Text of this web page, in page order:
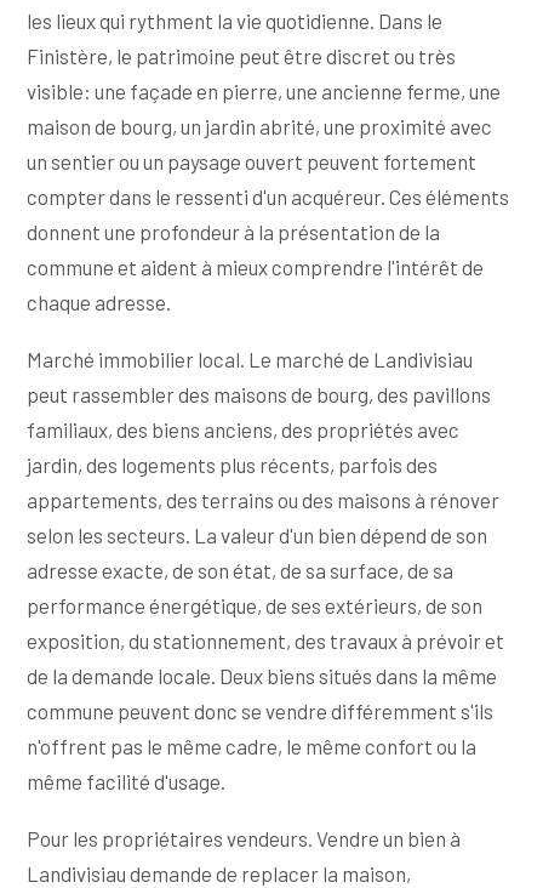
les lieux qui rythment la vie quotidienne. Dans le
Finistère, le patrimoine peut être discret ou très
visible: une façade en pierre, une ancienne ferme, une
maison de bourg, un jardin abrité, une proximité avec
un sentier ou un paysage ouvert peuvent fortement
compter dans le ressenti d'un acquéreur. Ces éléments
donnent une profondeur à la présentation de la
commune et aident à mieux comprendre l'intérêt de
chaque adresse.
Marché immobilier local. Le marché de Landivisiau
peut rassembler des maisons de bourg, des pavillons
familiaux, des biens anciens, des propriétés avec
jardin, des logements plus récents, parfois des
appartements, des terrains ou des maisons à rénover
selon les secteurs. La valeur d'un bien dépend de son
adresse exacte, de son état, de sa surface, de sa
performance énergétique, de ses extérieurs, de son
exposition, du stationnement, des travaux à prévoir et
de la demande locale. Deux biens situés dans la même
commune peuvent donc se vendre différemment s'ils
n'offrent pas le même cadre, le même confort ou la
même facilité d'usage.
Pour les propriétaires vendeurs. Vendre un bien à
Landivisiau demande de replacer la maison,